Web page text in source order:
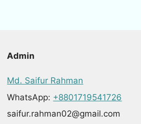
Admin
Md. Saifur Rahman
WhatsApp: +8801719541726
saifur.rahman02@gmail.com